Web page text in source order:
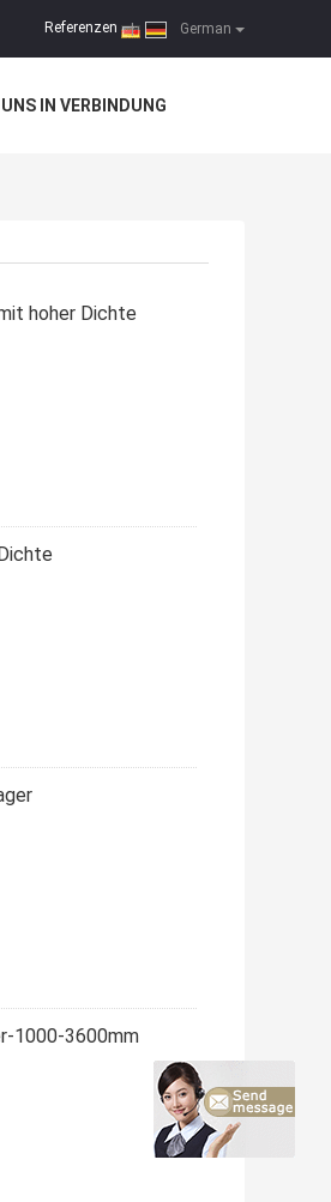
German
Referenzen |
IN VERBINDUNG
hoher Dichte
1000-3600mm